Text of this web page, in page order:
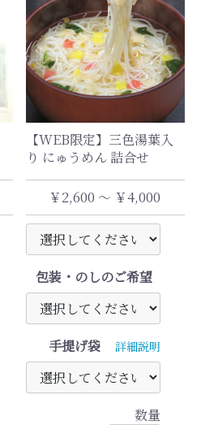
【WEB限定】三色湯葉入
り にゅうめん 詰合せ
￥2,600 ～ ￥4,000
包装・のしのご希望
手提げ袋 詳細説明
数量